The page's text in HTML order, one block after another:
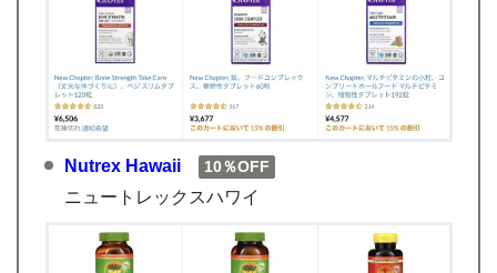
Nutrex Hawaii 10％OFF
ニュートレックスハワイ